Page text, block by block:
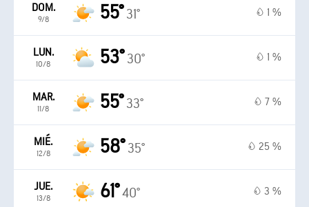
DOM.
9/8 55° 31° 1 %
LUN.
10/8 53° 30° 1 %
MAR.
11/8 55° 33° 7 %
MIÉ.
12/8 58° 35° 25 %
JUE.
13/8 61°40° 3 %